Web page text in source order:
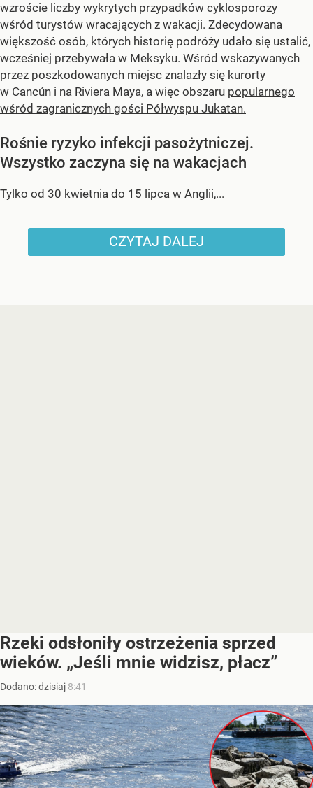
wzroście liczby wykrytych przypadków cyklosporozy
wśród turystów wracających z wakacji. Zdecydowana
większość osób, których historię podróży udało się ustalić,
wcześniej przebywała w Meksyku. Wśród wskazywanych
przez poszkodowanych miejsc znalazły się kurorty
w Cancún i na Riviera Maya, a więc obszaru popularnego
wśród zagranicznych gości Półwyspu Jukatan.
Rośnie ryzyko infekcji pasożytniczej.
Wszystko zaczyna się na wakacjach
Tylko od 30 kwietnia do 15 lipca w Anglii,...
CZYTAJ DALEJ
Rzeki odsłoniły ostrzeżenia sprzed
wieków. „Jeśli mnie widzisz, płacz”
Dodano:dzisiaj 8:41